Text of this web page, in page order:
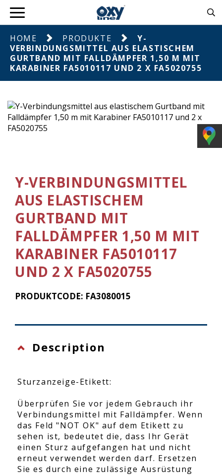
HOME PRODUKTE
Y-
VERBINDUNGSMITTEL AUS ELASTISCHEM
GURTBAND MIT FALLDÄMPFER 1,50 M MIT
KARABINER FA5010117 UND 2 X FA5020755
Y-VERBINDUNGSMITTEL
AUS ELASTISCHEM
GURTBAND MIT
FALLDÄMPFER 1,50 M MIT
KARABINER FA5010117
UND 2 X FA5020755
PRODUKTCODE: FA3080015
Description
Sturzanzeige-Etikett:
Überprüfen Sie vor jedem Gebrauch ihr
Verbindungsmittel mit Falldämpfer. Wenn
das Feld "NOT OK" auf dem Etikett zu
sehen ist, bedeutet die, dass Ihr Gerät
einen Sturz aufgefangen hat und nicht
erneut verwendet werden darf. Ersetzen
Sie es durch eine zulässige Ausrüstung